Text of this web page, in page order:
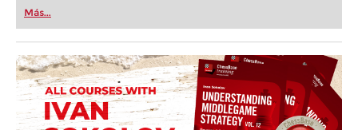
first steps into the world of club chess, or already
playing at a tournament level: with FRITZ, you can
train more efficiently, intelligently and with a
more personalised approach than ever before.
Más...